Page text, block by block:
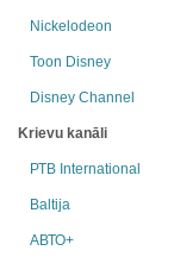
Nickelodeon
Toon Disney
Disney Channel
Krievu kanāli
РТB International
Baltija
АВТО+